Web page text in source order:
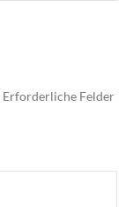
Erforderliche Felder